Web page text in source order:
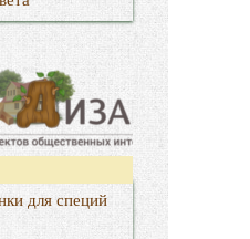
для специй